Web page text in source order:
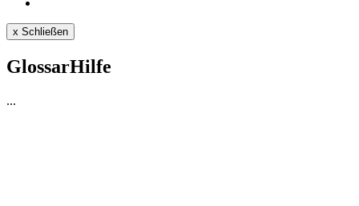
x Schließen
GlossarHilfe
...